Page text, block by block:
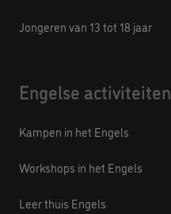
Jongeren van 13 tot 18 jaar
Engelse activiteiten
Kampen in het Engels
Workshops in het Engels
Leer thuis Engels